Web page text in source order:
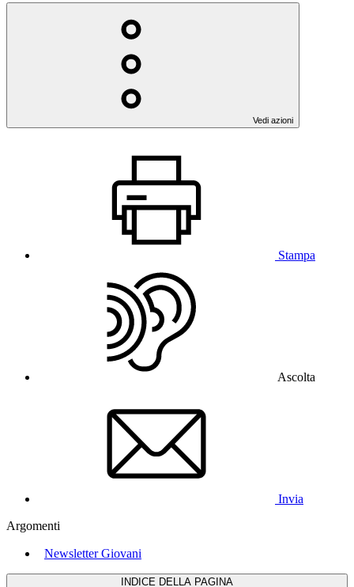
Vedi azioni
Stampa
Ascolta
Invia
Argomenti
Newsletter Giovani
INDICE DELLA PAGINA